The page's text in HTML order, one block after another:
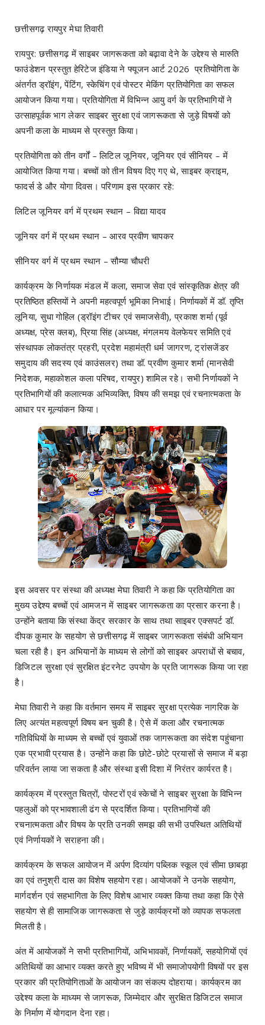
छत्तीसगढ़ रायपुर मेघा तिवारी
रायपुर: छत्तीसगढ़ में साइबर जागरूकता को बढ़ावा देने के उद्देश्य से मारुति
फाउंडेशन प्रस्तुत हेरिटेज इंडिया ने फ्यूजन आर्ट 2026 प्रतियोगिता के
अंतर्गत ड्रॉइंग, पेंटिंग, स्केचिंग एवं पोस्टर मेकिंग प्रतियोगिता का सफल
आयोजन किया गया। प्रतियोगिता में विभिन्न आयु वर्ग के प्रतिभागियों ने
उत्साहपूर्वक भाग लेकर साइबर सुरक्षा एवं जागरूकता से जुड़े विषयों को
अपनी कला के माध्यम से प्रस्तुत किया।
प्रतियोगिता को तीन वर्गों – लिटिल जूनियर, जूनियर एवं सीनियर – में
आयोजित किया गया। बच्चों को तीन विषय दिए गए थे, साइबर क्राइम,
फादर्स डे और योगा दिवस। परिणाम इस प्रकार रहे:
लिटिल जूनियर वर्ग में प्रथम स्थान – विद्या यादव
जूनियर वर्ग में प्रथम स्थान – आरव प्रवीण चापकर
सीनियर वर्ग में प्रथम स्थान – सौम्या चौधरी
कार्यक्रम के निर्णायक मंडल में कला, समाज सेवा एवं सांस्कृतिक क्षेत्र की
प्रतिष्ठित हस्तियों ने अपनी महत्वपूर्ण भूमिका निभाई। निर्णायकों में डॉ. तृप्ति
लूनिया, सुधा गोहिल (ड्रॉइंग टीचर एवं समाजसेवी), प्रकाश शर्मा (पूर्व
अध्यक्ष, प्रेस क्लब), प्रिया सिंह (अध्यक्ष, मंगलमय वेलफेयर समिति एवं
संस्थापक लोकतंत्र प्रहरी, प्रदेश महामंत्री धर्म जागरण, ट्रांसजेंडर
समुदाय की सदस्य एवं काउंसलर) तथा डॉ. प्रवीण कुमार शर्मा (मानसेवी
निदेशक, महाकोशल कला परिषद, रायपुर) शामिल रहे। सभी निर्णायकों ने
प्रतिभागियों की कलात्मक अभिव्यक्ति, विषय की समझ एवं रचनात्मकता के
आधार पर मूल्यांकन किया।
इस अवसर पर संस्था की अध्यक्ष मेघा तिवारी ने कहा कि प्रतियोगिता का
मुख्य उद्देश्य बच्चों एवं आमजन में साइबर जागरूकता का प्रसार करना है।
उन्होंने बताया कि संस्था केंद्र सरकार के साथ तथा साइबर एक्सपर्ट डॉ.
दीपक कुमार के सहयोग से छत्तीसगढ़ में साइबर जागरूकता संबंधी अभियान
चला रही है। इन अभियानों के माध्यम से लोगों को साइबर अपराधों से बचाव,
डिजिटल सुरक्षा एवं सुरक्षित इंटरनेट उपयोग के प्रति जागरूक किया जा रहा
है।
मेघा तिवारी ने कहा कि वर्तमान समय में साइबर सुरक्षा प्रत्येक नागरिक के
लिए अत्यंत महत्वपूर्ण विषय बन चुकी है। ऐसे में कला और रचनात्मक
गतिविधियों के माध्यम से बच्चों एवं युवाओं तक जागरूकता का संदेश पहुंचाना
एक प्रभावी प्रयास है। उन्होंने कहा कि छोटे-छोटे प्रयासों से समाज में बड़ा
परिवर्तन लाया जा सकता है और संस्था इसी दिशा में निरंतर कार्यरत है।
कार्यक्रम में प्रस्तुत चित्रों, पोस्टरों एवं स्केचों ने साइबर सुरक्षा के विभिन्न
पहलुओं को प्रभावशाली ढंग से प्रदर्शित किया। प्रतिभागियों की
रचनात्मकता और विषय के प्रति उनकी समझ की सभी उपस्थित अतिथियों
एवं निर्णायकों ने सराहना की।
कार्यक्रम के सफल आयोजन में अर्पण दिव्यांग पब्लिक स्कूल एवं सीमा छाबड़ा
का एवं तनुश्री दास का विशेष सहयोग रहा। आयोजकों ने उनके सहयोग,
मार्गदर्शन एवं सहभागिता के लिए विशेष आभार व्यक्त किया तथा कहा कि ऐसे
सहयोग से ही सामाजिक जागरूकता से जुड़े कार्यक्रमों को व्यापक सफलता
मिलती है।
अंत में आयोजकों ने सभी प्रतिभागियों, अभिभावकों, निर्णायकों, सहयोगियों एवं
अतिथियों का आभार व्यक्त करते हुए भविष्य में भी समाजोपयोगी विषयों पर इस
प्रकार की प्रतियोगिताओं के आयोजन का संकल्प दोहराया। कार्यक्रम का
उद्देश्य कला के माध्यम से जागरूक, जिम्मेदार और सुरक्षित डिजिटल समाज
के निर्माण में योगदान देना रहा।